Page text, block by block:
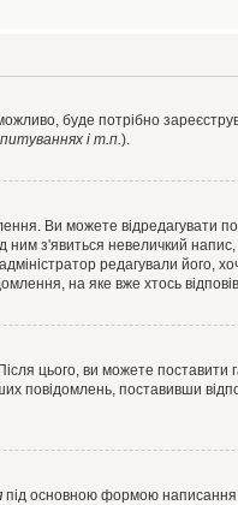
буде потрібно
і т.п.).
Ви можете відредагувати
з'явиться невеличкий напис,
редагували його,
на яке вже хтось
цього, ви можете поставити
поставивши
під основною формою написання